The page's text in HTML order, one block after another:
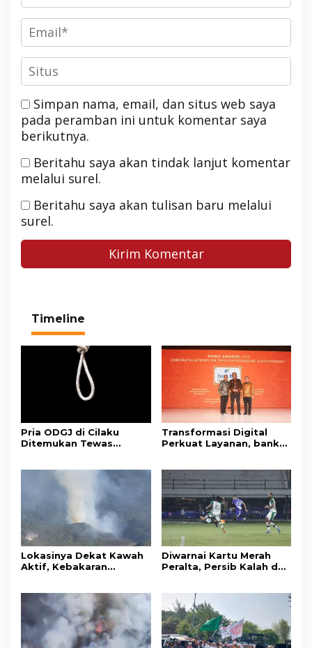
Simpan nama, email, dan situs web saya
pada peramban ini untuk komentar saya
berikutnya.
Beritahu saya akan tindak lanjut komentar
melalui surel.
Beritahu saya akan tulisan baru melalui
surel.
Timeline
Pria ODGJ di Cilaku
Ditemukan Tewas
Transformasi Digital
Perkuat Layanan, bank
Awards 2026
Lokasinya Dekat Kawah
Aktif, Kebakaran
Pangrango
Diwarnai Kartu Merah
Peralta, Persib Kalah dari